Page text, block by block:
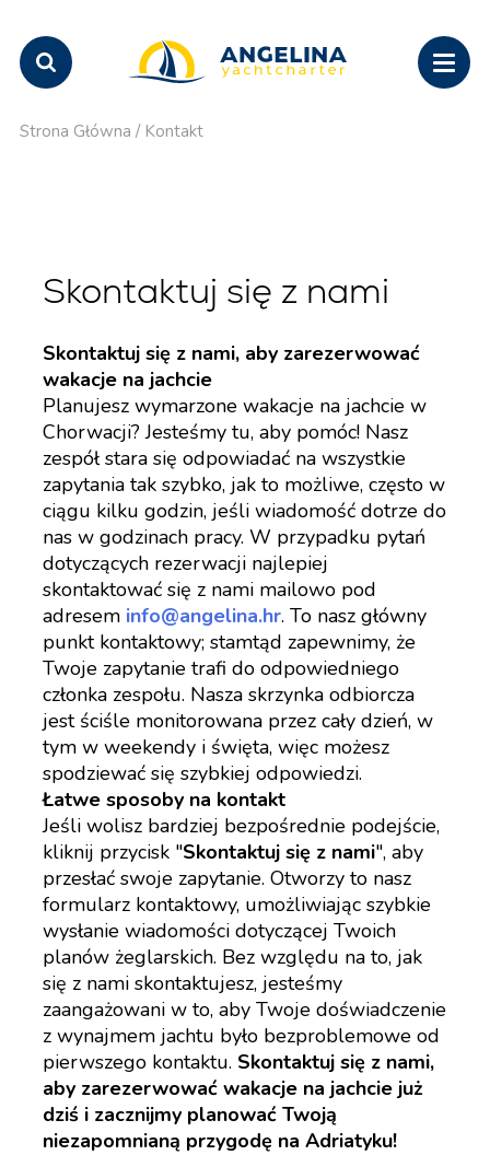
Strona Główna / Kontakt
Skontaktuj się z nami
Skontaktuj się z nami, aby zarezerwować
wakacje na jachcie
Planujesz wymarzone wakacje na jachcie w
Chorwacji? Jesteśmy tu, aby pomóc! Nasz
zespół stara się odpowiadać na wszystkie
zapytania tak szybko, jak to możliwe, często w
ciągu kilku godzin, jeśli wiadomość dotrze do
nas w godzinach pracy. W przypadku pytań
dotyczących rezerwacji najlepiej
skontaktować się z nami mailowo pod
adresem info@angelina.hr. To nasz główny
punkt kontaktowy; stamtąd zapewnimy, że
Twoje zapytanie trafi do odpowiedniego
członka zespołu. Nasza skrzynka odbiorcza
jest ściśle monitorowana przez cały dzień, w
tym w weekendy i święta, więc możesz
spodziewać się szybkiej odpowiedzi.
Łatwe sposoby na kontakt
Jeśli wolisz bardziej bezpośrednie podejście,
kliknij przycisk "Skontaktuj się z nami", aby
przesłać swoje zapytanie. Otworzy to nasz
formularz kontaktowy, umożliwiając szybkie
wysłanie wiadomości dotyczącej Twoich
planów żeglarskich. Bez względu na to, jak
się z nami skontaktujesz, jesteśmy
zaangażowani w to, aby Twoje doświadczenie
z wynajmem jachtu było bezproblemowe od
pierwszego kontaktu. Skontaktuj się z nami,
aby zarezerwować wakacje na jachcie już
dziś i zacznijmy planować Twoją
niezapomnianą przygodę na Adriatyku!